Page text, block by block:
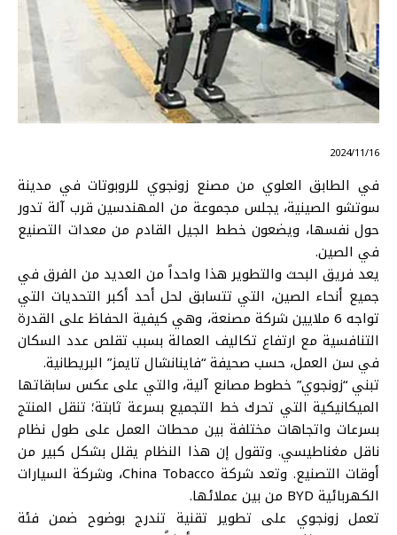
⠀ 2024/11/16
في الطابق العلوي من مصنع زونجوي للروبوتات في مدينة
سوتشو الصينية، يجلس مجموعة من المهندسين قرب آلة تدور
حول نفسها، ويضعون خطط الجيل القادم من معدات التصنيع
في الصين.
يعد فريق البحث والتطوير هذا واحداً من العديد من الفرق في
جميع أنحاء الصين، التي تتسابق لحل أحد أكبر التحديات التي
تواجه 6 ملايين شركة مصنعة، وهي كيفية الحفاظ على القدرة
التنافسية مع ارتفاع تكاليف العمالة بسبب تقلص عدد السكان
في سن العمل، حسب صحيفة “فاينانشال تايمز” البريطانية.
تبني “زونجوي” خطوط مصانع آلية، والتي على عكس سابقاتها
الميكانيكية التي تحرك خط التجميع بسرعة ثابتة؛ تنقل المنتج
بسرعات واتجاهات مختلفة بين محطات العمل على طول نظام
ناقل مغناطيسي. وتقول إن هذا النظام يقلل بشكل كبير من
أوقات التصنيع. وتعد شركة China Tobacco، وشركة السيارات
الكهربائية BYD من بين عملائها.
تعمل زونجوي على تطوير تقنية تندرج بوضوح ضمن فئة